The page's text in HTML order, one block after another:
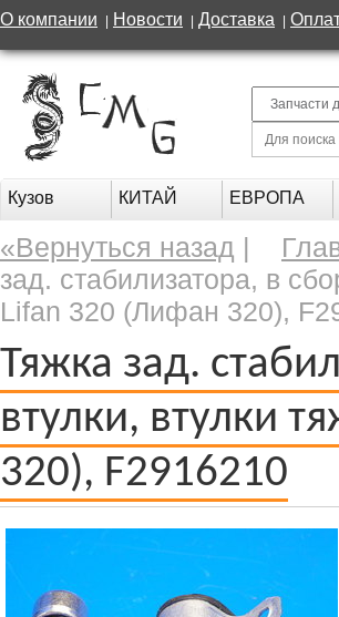
О компании Новости Доставка
Кузов КИТАЙ ЕВРОПА
«Вернуться назад |
зад. стабилизатора, в
Lifan 320 (Лифан 320),
Тяжка зад.
втулки, втулки
320), F2916210